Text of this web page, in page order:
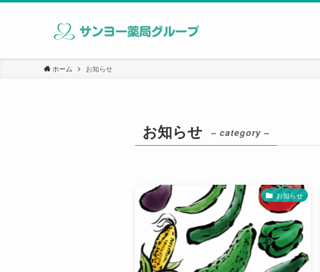
ホーム お知らせ
お知らせ – category –
お知らせ